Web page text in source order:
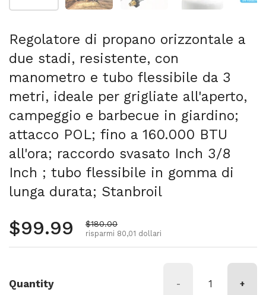
Regolatore di propano orizzontale a
due stadi, resistente, con
manometro e tubo flessibile da 3
metri, ideale per grigliate all'aperto,
campeggio e barbecue in giardino;
attacco POL; fino a 160.000 BTU
all'ora; raccordo svasato Inch 3/8
Inch ; tubo flessibile in gomma di
lunga durata; Stanbroil
Prezzo normale
$99.99 Prezzo di vendita
$180.00
risparmi 80,01 dollari
Quantity - +